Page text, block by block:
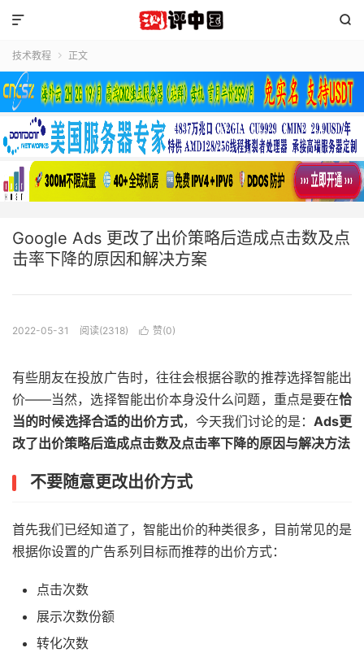


技术教程  正文
Google Ads 更改了出价策略后造成点击数及点
击率下降的原因和解决方案
2022-05-31 阅读(2318)  赞(0)
有些朋友在投放广告时，往往会根据谷歌的推荐选择智能出
价——当然，选择智能出价本身没什么问题，重点是要在恰
当的时候选择合适的出价方式，今天我们讨论的是： Ads更
改了出价策略后造成点击数及点击率下降的原因与解决方法
不要随意更改出价方式
首先我们已经知道了，智能出价的种类很多，目前常见的是
根据你设置的广告系列目标而推荐的出价方式：
点击次数
展示次数份额
转化次数